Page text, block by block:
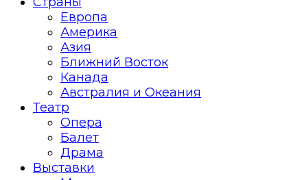
Европа
Америка
Азия
Ближний Восток
Канада
Австралия и Океания
Театр
Опера
Балет
Драма
Выставки